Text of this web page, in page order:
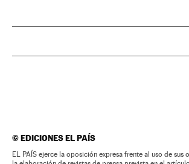
©EDICIONES EL PAÍS
EL PAÍS ejerce la oposición expresa frente al uso de sus